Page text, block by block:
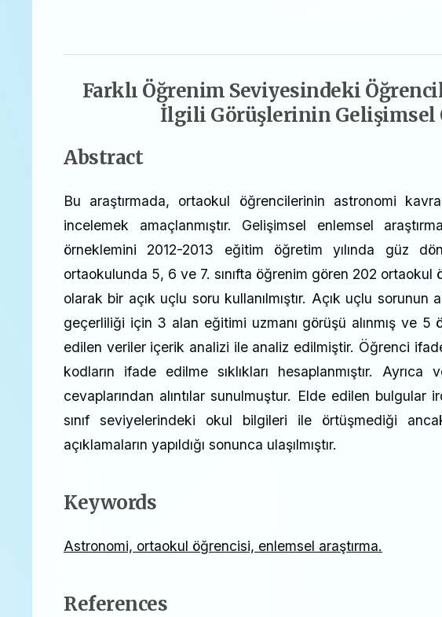
Farklı Öğrenim Seviyesindeki
İlgili Görüşlerinin Gelişimsel
Abstract
Bu araştırmada, ortaokul öğrencilerinin astronomi
incelemek amaçlanmıştır. Gelişimsel enlemsel
örneklemini 2012-2013 eğitim öğretim yılında güz
ortaokulunda 5, 6 ve 7. sınıfta öğrenim gören 202 ortaokul
olarak bir açık uçlu soru kullanılmıştır. Açık uçlu sorunun
geçerliliği için 3 alan eğitimi uzmanı görüşü alınmış ve 5
edilen veriler içerik analizi ile analiz edilmiştir. Öğrenci
kodların ifade edilme sıklıkları hesaplanmıştır.
cevaplarından alıntılar sunulmuştur. Elde edilen bulgular
sınıf seviyelerindeki okul bilgileri ile örtüşmediği
açıklamaların yapıldığı sonunca ulaşılmıştır.
Keywords
Astronomi, ortaokul öğrencisi, enlemsel araştırma.
References